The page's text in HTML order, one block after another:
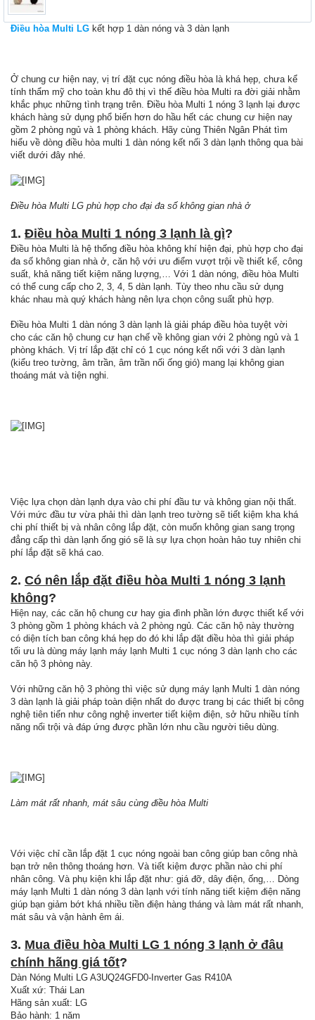
Điều hòa Multi LG kết hợp 1 dàn nóng và 3 dàn lạnh
Ở chung cư hiện nay, vị trí đặt cục nóng điều hòa là khá hẹp, chưa kể
tính thẩm mỹ cho toàn khu đô thị vì thế điều hòa Multi ra đời giải nhằm
khắc phục những tình trạng trên. Điều hòa Multi 1 nóng 3 lạnh lại được
khách hàng sử dụng phổ biến hơn do hầu hết các chung cư hiện nay
gồm 2 phòng ngủ và 1 phòng khách. Hãy cùng Thiên Ngân Phát tìm
hiểu về dòng điều hòa multi 1 dàn nóng kết nối 3 dàn lạnh thông qua bài
viết dưới đây nhé.
Điều hòa Multi LG phù hợp cho đại đa số không gian nhà ở
1. Điều hòa Multi 1 nóng 3 lạnh là gì?
Điều hòa Multi là hệ thống điều hòa không khí hiện đại, phù hợp cho đại
đa số không gian nhà ở, căn hộ với ưu điểm vượt trội về thiết kế, công
suất, khả năng tiết kiệm năng lượng,… Với 1 dàn nóng, điều hòa Multi
có thể cung cấp cho 2, 3, 4, 5 dàn lạnh. Tùy theo nhu cầu sử dụng
khác nhau mà quý khách hàng nên lựa chọn công suất phù hợp.
Điều hòa Multi 1 dàn nóng 3 dàn lạnh là giải pháp điều hòa tuyệt vời
cho các căn hộ chung cư hạn chế về không gian với 2 phòng ngủ và 1
phòng khách. Vị trí lắp đặt chỉ có 1 cục nóng kết nối với 3 dàn lạnh
(kiểu treo tường, âm trần, âm trần nối ống gió) mang lại không gian
thoáng mát và tiện nghi.
Việc lựa chọn dàn lạnh dựa vào chi phí đầu tư và không gian nội thất.
Với mức đầu tư vừa phải thì dàn lạnh treo tường sẽ tiết kiệm kha khá
chi phí thiết bị và nhân công lắp đặt, còn muốn không gian sang trọng
đẳng cấp thì dàn lạnh ống gió sẽ là sự lựa chọn hoàn hảo tuy nhiên chi
phí lắp đặt sẽ khá cao.
2. Có nên lắp đặt điều hòa Multi 1 nóng 3 lạnh
không?
Hiện nay, các căn hộ chung cư hay gia đình phần lớn được thiết kế với
3 phòng gồm 1 phòng khách và 2 phòng ngủ. Các căn hộ này thường
có diện tích ban công khá hẹp do đó khi lắp đặt điều hòa thì giải pháp
tối ưu là dùng máy lạnh máy lạnh Multi 1 cục nóng 3 dàn lạnh cho các
căn hộ 3 phòng này.
Với những căn hộ 3 phòng thì việc sử dụng máy lạnh Multi 1 dàn nóng
3 dàn lạnh là giải pháp toàn diện nhất do được trang bị các thiết bị công
nghệ tiên tiến như công nghệ inverter tiết kiệm điện, sở hữu nhiều tính
năng nổi trội và đáp ứng được phần lớn nhu cầu người tiêu dùng.
Làm mát rất nhanh, mát sâu cùng điều hòa Multi
Với việc chỉ cần lắp đặt 1 cục nóng ngoài ban công giúp ban công nhà
bạn trở nên thông thoáng hơn. Và tiết kiệm được phần nào chi phí
nhân công. Và phụ kiện khi lắp đặt như: giá đỡ, dây điện, ống,… Dòng
máy lạnh Multi 1 dàn nóng 3 dàn lạnh với tính năng tiết kiệm điện năng
giúp bạn giảm bớt khá nhiều tiền điện hàng tháng và làm mát rất nhanh,
mát sâu và vận hành êm ái.
3. Mua điều hòa Multi LG 1 nóng 3 lạnh ở đâu
chính hãng giá tốt?
Dàn Nóng Multi LG A3UQ24GFD0-Inverter Gas R410A
Xuất xứ: Thái Lan
Hãng sản xuất: LG
Bảo hành: 1 năm